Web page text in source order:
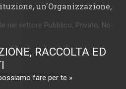
un'Organizzazione,
nel settore Pubblico, Privato, No-
RACCOLTA ED
fare per te »